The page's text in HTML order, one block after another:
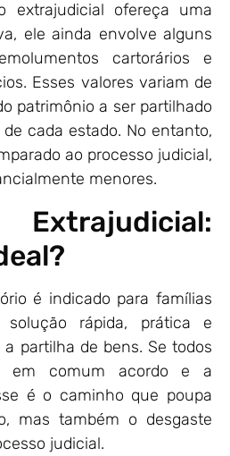
extrajudicial ofereça uma
ele ainda envolve alguns
cartorários e
Esses valores variam de
patrimônio a ser partilhado
cada estado. No entanto,
ao processo judicial,
menores.
Extrajudicial:
é indicado para famílias
rápida, prática e
partilha de bens. Se todos
em comum acordo e a
é o caminho que poupa
mas também o desgaste
judicial.